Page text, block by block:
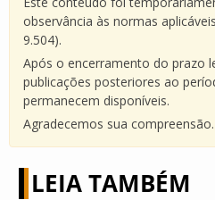
observância às normas
9.504).
Após o encerramento do prazo
publicações posteriores ao
permanecem disponíveis.
Agradecemos sua compreensão.
LEIA TAMBÉM